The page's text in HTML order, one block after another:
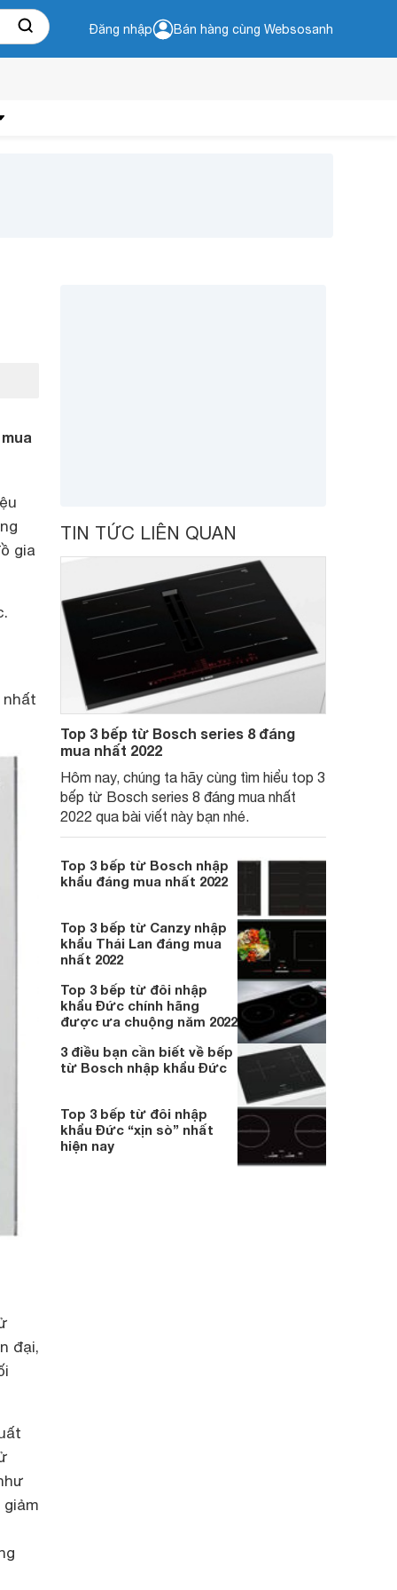
Đăng nhập Bán hàng cùng Websosanh
gia
nhất
đại,
TIN TỨC LIÊN QUAN
Top 3 bếp từ Bosch series 8 đáng
mua nhất 2022
Hôm nay, chúng ta hãy cùng tìm hiểu top 3
bếp từ Bosch series 8 đáng mua nhất
2022 qua bài viết này bạn nhé.
Top 3 bếp từ Bosch nhập
khẩu đáng mua nhất 2022
Top 3 bếp từ Canzy nhập
khẩu Thái Lan đáng mua
nhất 2022
Top 3 bếp từ đôi nhập
khẩu Đức chính hãng
được ưa chuộng năm 2022
3 điều bạn cần biết về bếp
từ Bosch nhập khẩu Đức
Top 3 bếp từ đôi nhập
khẩu Đức “xịn sò” nhất
hiện nay